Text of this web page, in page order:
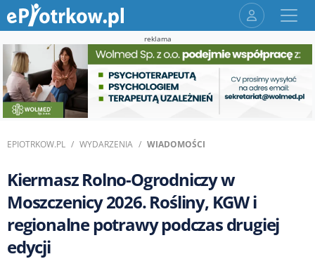
reklama
EPIOTRKOW.PL WYDARZENIA WIADOMOŚCI
Kiermasz Rolno-Ogrodniczy w
Moszczenicy 2026. Rośliny, KGW i
regionalne potrawy podczas drugiej
edycji